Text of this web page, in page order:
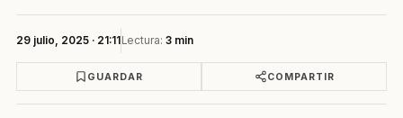
29 julio, 2025 · 21:11Lectura: 3 min
GUARDAR COMPARTIR